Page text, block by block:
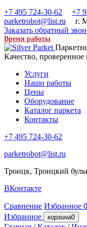
+7 495 724-30-62 +7
parketrobot@list.ru
г.
Заказать обратный
Время работы
Качество,
Услуги
Наши работы
Цены
Оборудование
Каталог паркета
Контакты
+7 495 724-30-62
parketrobot@list.ru
Троицк, Троицкий
ВКонтакте
Сравнение Избранное 0
Избранное корзина0